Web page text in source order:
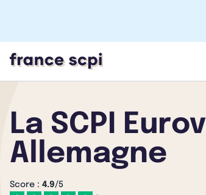
La SCPI
Allemagne
Score : 4.9/5